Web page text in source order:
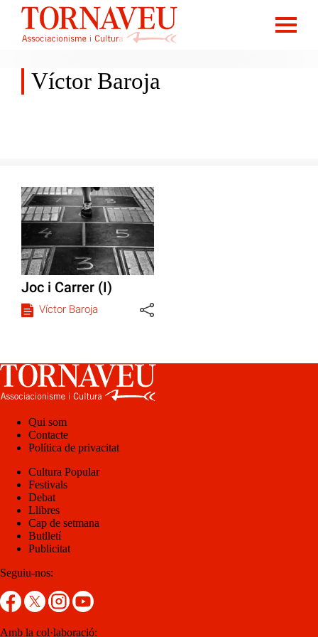
Víctor Baroja
Joc i Carrer (I)
Víctor Baroja
Qui som
Contacte
Política de privacitat
Cultura Popular
Festivals
Debat
Llibres
Cap de setmana
Butlletí
Publicitat
Seguiu-nos:
Amb la col·laboració: